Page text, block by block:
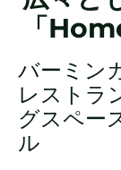
「
バーミン
レストラ
グスペー
ル